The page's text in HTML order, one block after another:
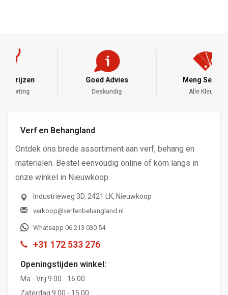
Goed Advies Meng Service
Verf en Behangland
Ontdek ons brede assortiment aan verf, behang en
materialen. Bestel eenvoudig online of kom langs in
onze winkel in Nieuwkoop.
Industrieweg 3D, 2421 LK, Nieuwkoop
verkoop@verfenbehangland.nl
Whatsapp 06 213 030 54
+31 172 533 276
Openingstijden winkel:
Ma - Vrij 9.00 - 16.00
Zaterdag 9.00 - 15.00